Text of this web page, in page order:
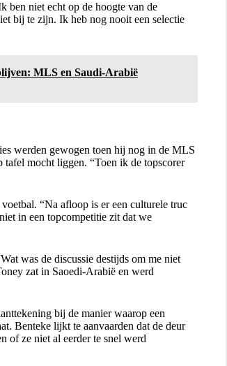
ben niet echt op de hoogte van de
bij te zijn. Ik heb nog nooit een selectie
MLS en Saudi-Arabië
werden gewogen toen hij nog in de MLS
mocht liggen. “Toen ik de topscorer
“Na afloop is er een culturele truc
in een topcompetitie zit dat we
was de discussie destijds om me niet
zat in Saoedi-Arabië en werd
bij de manier waarop een
Benteke lijkt te aanvaarden dat de deur
of ze niet al eerder te snel werd